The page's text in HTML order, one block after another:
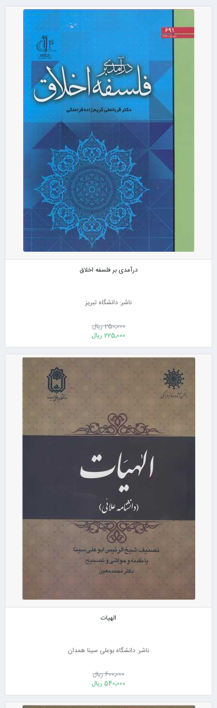
درآمدی بر فلسفه اخلاق
ناشر: دانشگاه تبریز
250٬000 ریال
225٬000 ریال
الهیات
ناشر: دانشگاه بوعلی سینا همدان
600٬000 ریال
540٬000 ریال